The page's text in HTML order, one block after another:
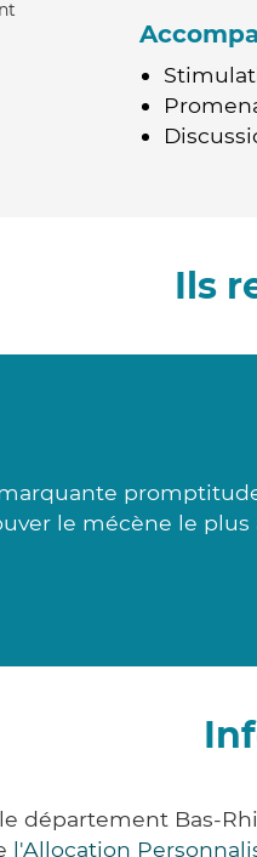
Ils
le mécène le plus
département Bas-
l'Allocation